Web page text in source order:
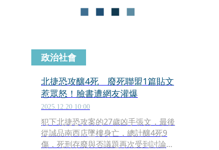
政治社會
北捷恐攻釀4死 廢死聯盟1篇貼文
惹眾怒！臉書遭網友灌爆
2025.12.20 10:00
犯下北捷恐攻案的27歲凶手張文，最後
從誠品南西店墜樓身亡，總計釀4死9
傷，死刑存廢與否議題再次受到討論，